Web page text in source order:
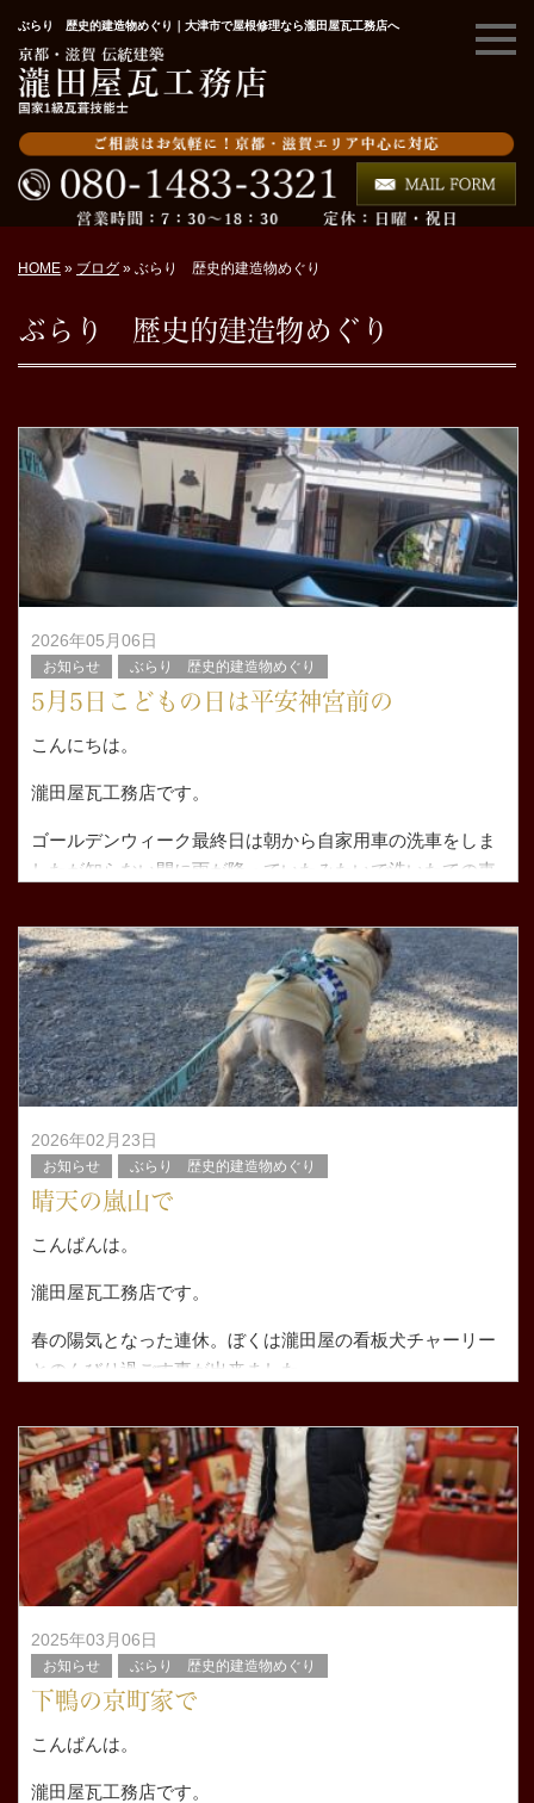
ぶらり 歴史的建造物めぐり｜大津市で屋根修理なら瀧田屋瓦工務店へ
HOME » ブログ » ぶらり 歴史的建造物めぐり
ぶらり 歴史的建造物めぐり
2026年05月06日
お知らせ ぶらり 歴史的建造物めぐり
5月5日こどもの日は平安神宮前の
こんにちは。
瀧田屋瓦工務店です。
ゴールデンウィーク最終日は朝から自家用車の洗車をしま
したが知らない間に雨が降っていたみたいで洗いたての車
簡単な水洗いだけしたのでいいのです
2026年02月23日
お知らせ ぶらり 歴史的建造物めぐり
晴天の嵐山で
こんばんは。
瀧田屋瓦工務店です。
春の陽気となった連休。ぼくは瀧田屋の看板犬チャーリー
とのんびり過ごす事が出来ました。
９時に渡月橋前に
2025年03月06日
お知らせ ぶらり 歴史的建造物めぐり
下鴨の京町家で
こんばんは。
瀧田屋瓦工務店です。